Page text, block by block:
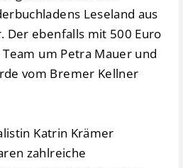
Leseland aus
Der ebenfalls mit 500 Euro
um Petra Mauer und
vom Bremer Kellner
Katrin Krämer
zahlreiche